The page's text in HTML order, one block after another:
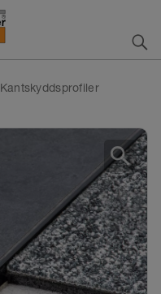
Kantskyddsprofiler
search